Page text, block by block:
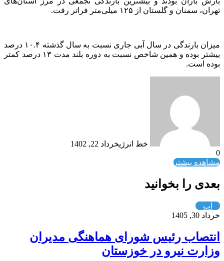
تهران، سمنان و گلستان از ۱۲۵ میلی‌متر فراتر رفت.
میزان بارندگی در سال آبی جاری نسبت به سال گذشته ۱۰.۴ درصد
بیشتر بوده و همین شاخص نسبت به دوره بلند مدت ۱۳ درصد کمتر
بوده است.
خط انرژیخرداد 22, 1402
0
مشاهده بیشتر
بعدی را بخوانید
آب
خرداد 30, 1405
انتصاب رئیس شورای هماهنگی مدیران
وزارت نیرو در خوزستان